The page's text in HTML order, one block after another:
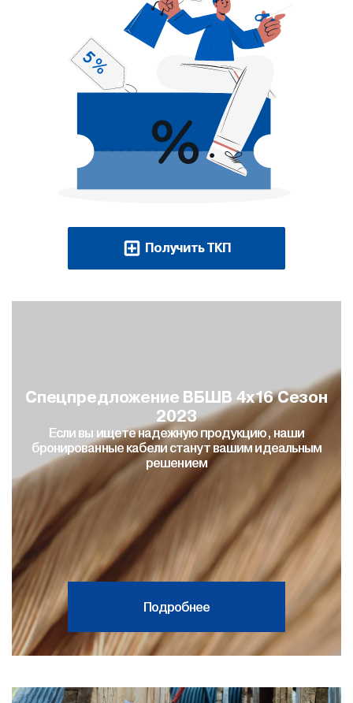
Получить ТКП
Спецпредложение ВБШВ 4х16 Сезон
2023
Если вы ищете надежную продукцию, наши
бронированные кабели станут вашим идеальным
решением
Подробнее